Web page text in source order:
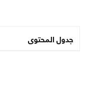
جدول المحتوى